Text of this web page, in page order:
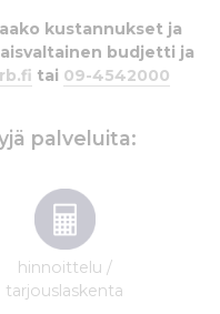
kustannukset ja
budjetti ja
tai 09-4542000
palveluita:
hinnoittelu /
tarjouslaskenta